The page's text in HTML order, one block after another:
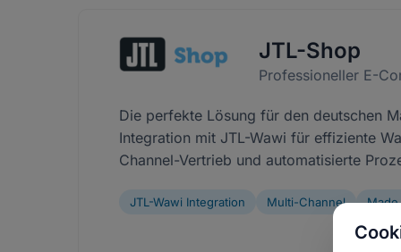
JTL-Shop
Professioneller E-
Die perfekte Lösung für den deutschen
Integration mit JTL-Wawi für effiziente
Channel-Vertrieb und automatisierte
JTL-Wawi Integration Multi-Channel Made